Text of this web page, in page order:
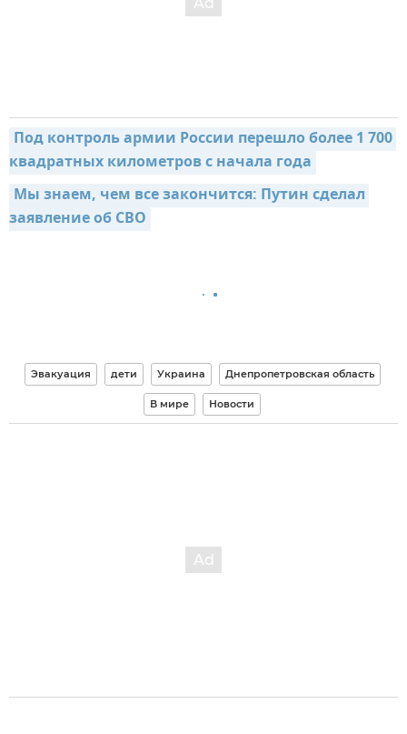
Под контроль армии России перешло более 1 700
квадратных километров с начала года
Мы знаем, чем все закончится: Путин сделал
заявление об СВО
Эвакуация дети Украина Днепропетровская область
В мире Новости